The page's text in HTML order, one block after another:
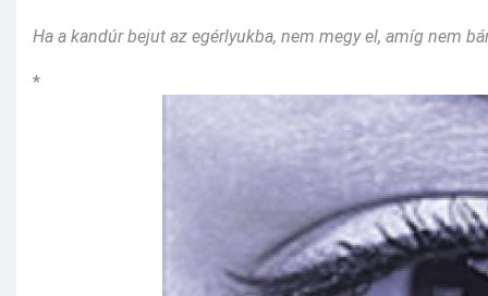
Ha a kandúr bejut az egérlyukba, nem megy el, amíg nem
*